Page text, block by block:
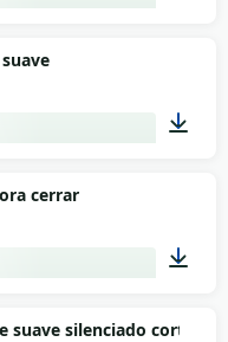
cerrar
00:01
silenciado corto